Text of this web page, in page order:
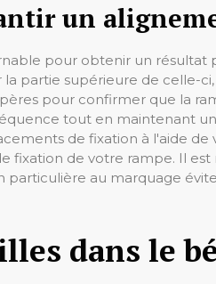
un
pour obtenir un résultat
partie supérieure de celle-
pour confirmer que la
tout en maintenant
de fixation à l'aide
de votre rampe. Il
au marquage
dans le